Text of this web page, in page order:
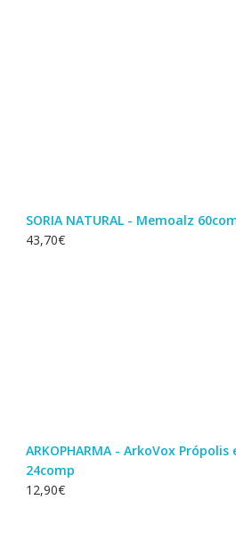
SORIA NATURAL - Memoalz
43,70€
ARKOPHARMA - ArkoVox
24comp
12,90€